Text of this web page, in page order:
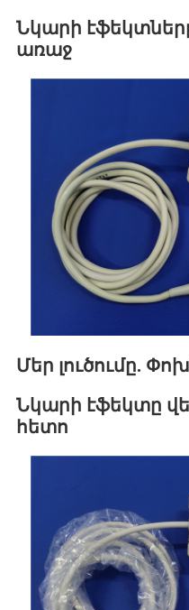
Նկարի
առաջ
Մեր լուծումը.
Նկարի էֆեկտը
հետո